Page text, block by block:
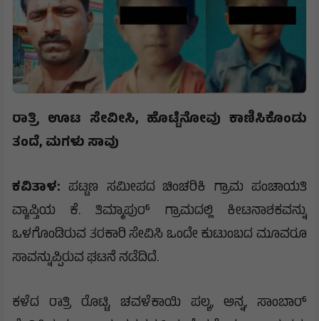
ರಾತ್ರಿ ಊಟ ಸೇವೀಸಿ, ಹೊಟ್ಟೆನೋವು ಕಾಣಿಸಿಕೊಂಡು
ತಂದೆ,ಮಗಳುಸಾವು
ಕವಿತಾಳ: ಪಟ್ಟಣ ಸಮೀಪದ ಚಿಂಚರಿಕಿ ಗ್ರಾಮ ಪಂಚಾಯತಿ
ವ್ಯಾಪ್ತಿಯ ಕೆ. ತಿಮ್ಮಾಪುರ್ ಗ್ರಾಮದಲ್ಲಿ ಕೀಟನಾಶಕವನ್ನು
ಒಳಗೊಂಡಿರುವ ತರಕಾರಿ ಸೇವಿಸಿ ಒಂದೇ ಕುಟುಂಬದ ಮೂವರೂ
ಸಾವನ್ನುಪ್ಪಿರುವ ಘಟನೆ ನಡೆದಿದೆ.
ಕಳೆದ ರಾತ್ರಿ ರೊಟ್ಟಿ, ಚವಳೆಕಾಯಿ ಪಲ್ಯ, ಅನ್ನ, ಸಾಂಬಾರ್